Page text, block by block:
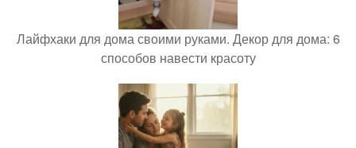
Лайфхаки для дома своими руками. Декор для дома: 6
способов навести красоту